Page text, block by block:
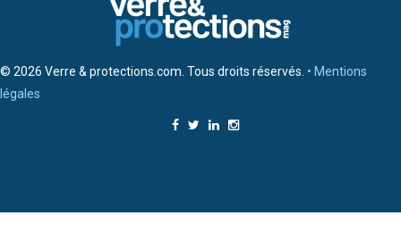
© 2026 Verre & protections.com. Tous droits réservés. • Mentions
légales